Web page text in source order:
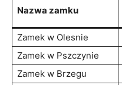
Nazwa‍ zamku
Zamek w Olesnie
Zamek‍ w Pszczynie
Zamek ​w Brzegu